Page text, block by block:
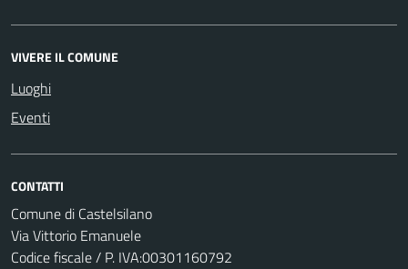
VIVERE IL COMUNE
Luoghi
Eventi
CONTATTI
Comune di Castelsilano
Via Vittorio Emanuele
Codice fiscale / P. IVA:00301160792